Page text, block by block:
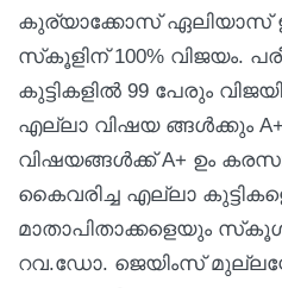
കുര്യാക്കോസ് ഏലിയാസ്
സ്‌കൂളിന് 100% വിജയം.
കുട്ടികളിൽ 99 പേരും
എല്ലാ വിഷയ ങ്ങൾക്കും A+
വിഷയങ്ങൾക്ക് A+ ഉം
കൈവരിച്ച എല്ലാ
മാതാപിതാക്കളെയും
റവ.ഡോ. ജെയിംസ്